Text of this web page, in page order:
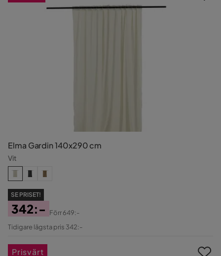
Elma Gardin 140x290 cm
Vit
SE PRISET!
Pris
342:-
Original
Förr649:-
Tidigare lägsta pris 342:-
Prisvärt